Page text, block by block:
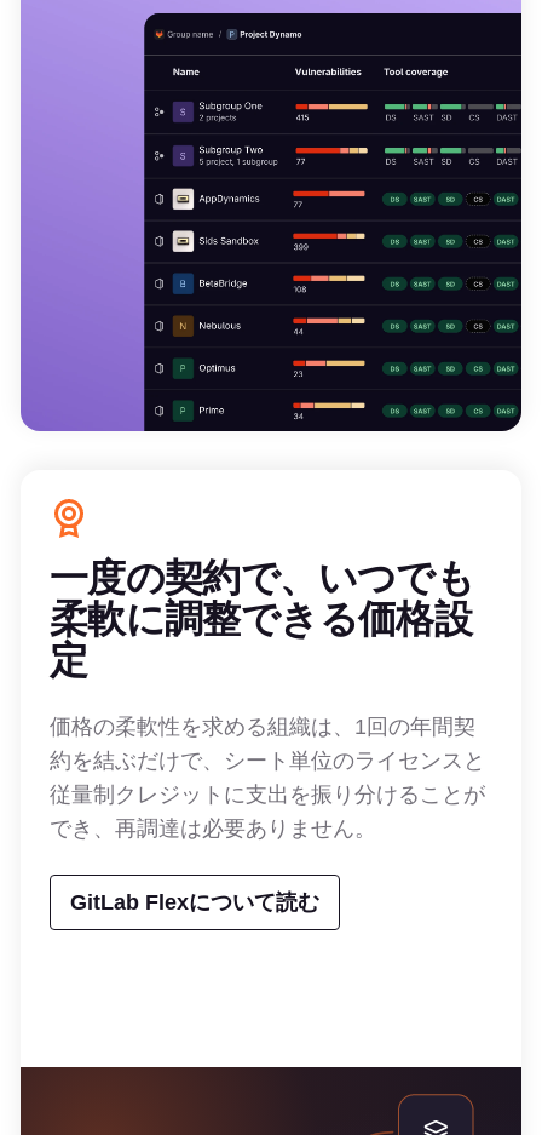
一度の契約で、いつでも
柔軟に調整できる価格設
定
価格の柔軟性を求める組織は、1回の年間契
約を結ぶだけで、シート単位のライセンスと
従量制クレジットに支出を振り分けることが
でき、再調達は必要ありません。
GitLab Flexについて読む